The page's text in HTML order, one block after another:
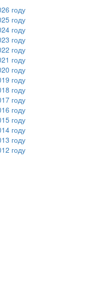
году
году
году
году
году
году
году
году
году
году
году
году
году
году
году